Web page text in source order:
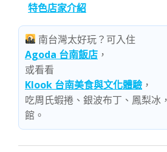
特色店家介紹
南台灣太好玩？可入住
Agoda 台南飯店 ，
或看看
Klook 台南美食與文化體驗 ，
吃周氏蝦捲、銀波布丁、鳳梨冰
館。